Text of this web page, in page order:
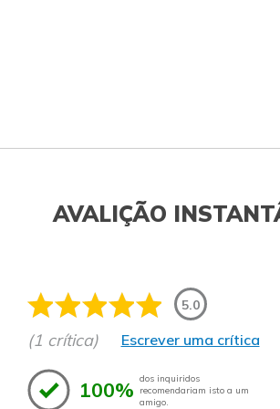
AVALIÇÃO
5.0
(1 crítica) Escrever uma crítica
100% dos inquiridos
recomendariam isto a um
amigo.